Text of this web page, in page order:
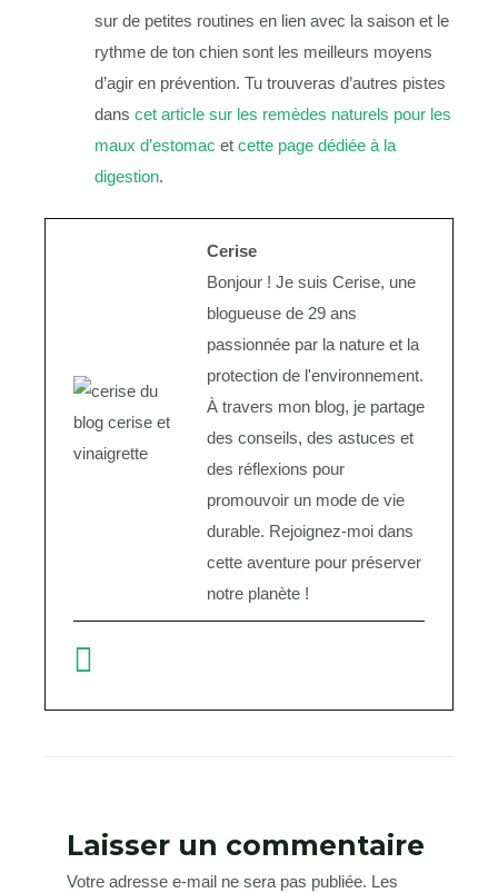
sur de petites routines en lien avec la saison et le
rythme de ton chien sont les meilleurs moyens
d’agir en prévention. Tu trouveras d’autres pistes
dans cet article sur les remèdes naturels pour les
maux d’estomac et cette page dédiée à la
digestion.
Cerise
Bonjour ! Je suis Cerise, une
blogueuse de 29 ans
passionnée par la nature et la
protection de l'environnement.
À travers mon blog, je partage
des conseils, des astuces et
des réflexions pour
promouvoir un mode de vie
durable. Rejoignez-moi dans
cette aventure pour préserver
notre planète !
Laisser un commentaire
Votre adresse e-mail ne sera pas publiée. Les